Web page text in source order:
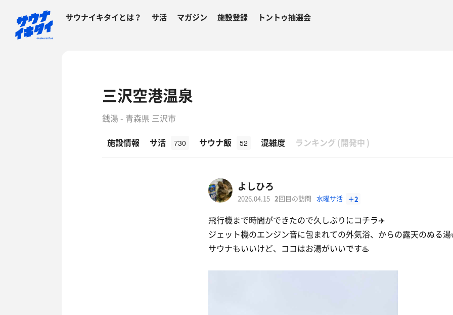
サウナイキタイとは？ サ活 マガジン 施設登録 トントゥ抽選会
三沢空港温泉
銭湯 - 青森県 三沢市
施設情報
サ活 730 サウナ飯 52 混雑度 ランキング (開発中 )
よしひろ
2026.04.15 2回目の訪問 水曜サ活 ＋2
飛行機まで時間ができたので久しぶりにコチラ✈️
ジェット機のエンジン音に包まれての外気浴、からの露天のぬる
サウナもいいけど、ココはお湯がいいです♨️